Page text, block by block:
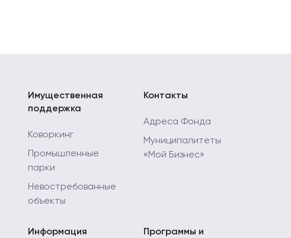
Имущественная
поддержка
Коворкинг
Промышленные
парки
Невостребованные
объекты
Информация
Контакты
Адреса Фонда
Муниципалитеты
«Мой Бизнес»
Программы и